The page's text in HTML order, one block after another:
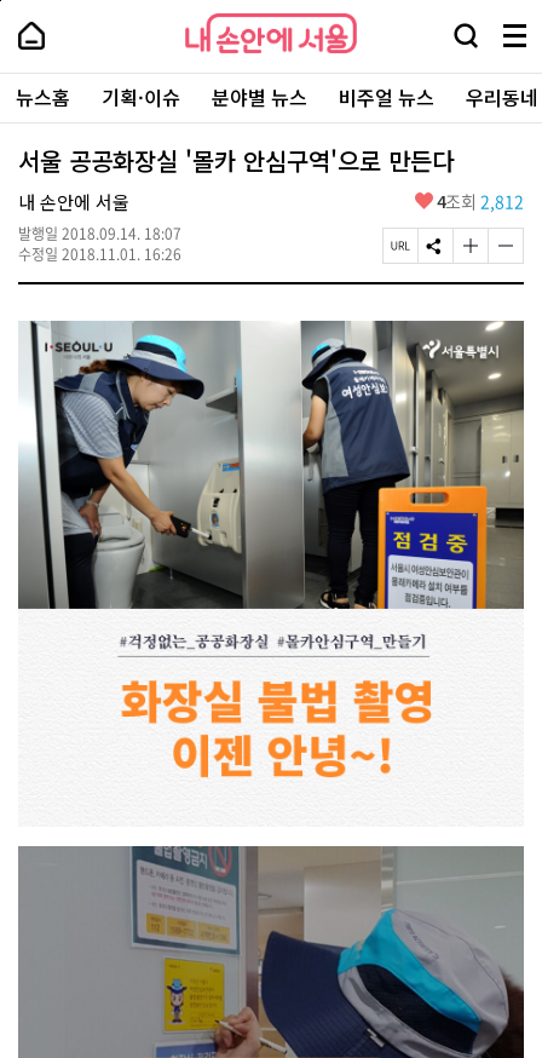
본
로
가
내
손
안
에
서
울
-
서
울
시
대
표
소
포
털
내
손
에
울
검
창
열
기
메
뉴
전
체
보
주
요
서
뉴스홈 기획·이슈 분야별 뉴스 비주얼 뉴스 우리동
서울 공공화장실 '몰카 안심구역'으로 만든다
내 손안에 서울
발행일 2018.09.14. 18:07
수정일 2018.11.01. 16:26
좋
요
4조회 2,812
페
이
U
R
L
복
사
S
N
공
유
하
기
글
자
기
크
게
변
경
하
기
글
자
기
작
변
경
하
기
페
상
단
로